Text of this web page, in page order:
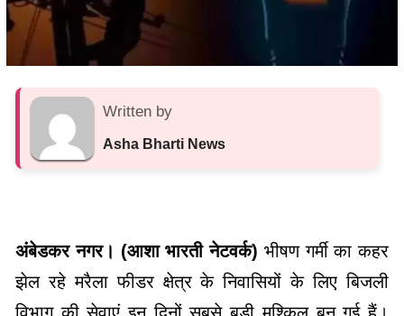
Written by
Asha Bharti News
अंबेडकर नगर। (आशा भारती नेटवर्क) भीषण गर्मी का कहर
झेल रहे मरैला फीडर क्षेत्र के निवासियों के लिए बिजली